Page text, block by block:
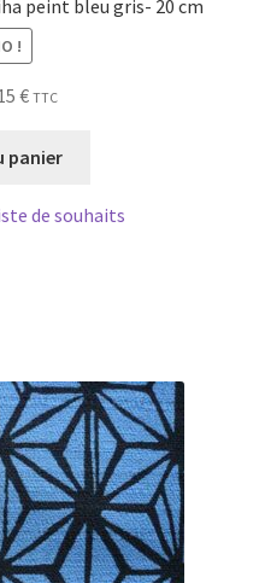
peint bleu gris- 20 cm
!
€.
€Le
actuel
3,15 €.
TTC
panier
de souhaits